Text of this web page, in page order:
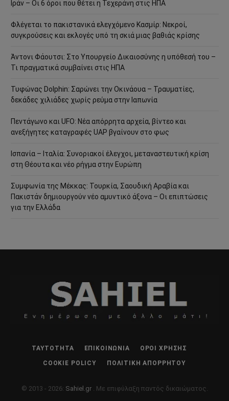
Ιράν – Οι 6 όροι που θέτει η Τεχεράνη στις ΗΠΑ
Φλέγεται το πακιστανικά ελεγχόμενο Κασμίρ: Νεκροί,
συγκρούσεις και εκλογές υπό τη σκιά μιας βαθιάς κρίσης
Άντονι Φάουτσι: Στο Υπουργείο Δικαιοσύνης η υπόθεσή του –
Τι πραγματικά συμβαίνει στις ΗΠΑ
Τυφώνας Dolphin: Σαρώνει την Οκινάουα – Τραυματίες,
δεκάδες χιλιάδες χωρίς ρεύμα στην Ιαπωνία
Πεντάγωνο και UFO: Νέα απόρρητα αρχεία, βίντεο και
ανεξήγητες καταγραφές UAP βγαίνουν στο φως
Ισπανία – Ιταλία: Συνοριακοί έλεγχοι, μεταναστευτική κρίση
στη Θέουτα και νέο ρήγμα στην Ευρώπη
Συμφωνία της Μέκκας: Τουρκία, Σαουδική Αραβία και
Πακιστάν δημιουργούν νέο αμυντικό άξονα – Οι επιπτώσεις
για την Ελλάδα
ΤΑΥΤΌΤΗΤΑ ΕΠΙΚΟΙΝΩΝΊΑ ΌΡΟΙ ΧΡΉΣΗΣ
COOKIE POLICY ΠΟΛΙΤΙΚΉ ΑΠΟΡΡΉΤΟΥ
© 2013 - 2026: Sahiel.gr . Με επιφύλαξη παντός δικαιώματος.